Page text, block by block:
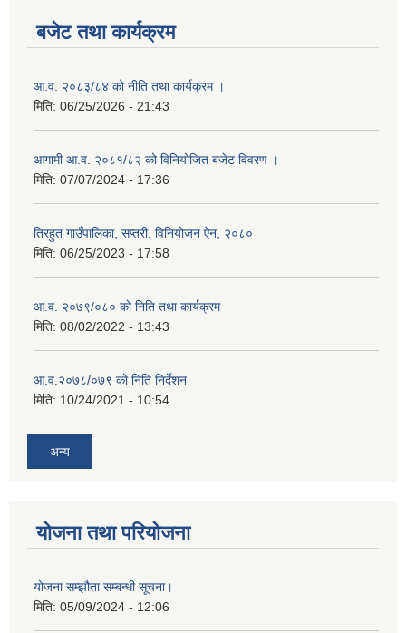
बजेट तथा कार्यक्रम
आ.व. २०८३/८४ को नीति तथा कार्यक्रम ।
मिति: 06/25/2026 - 21:43
आगामी आ.व. २०८१/८२ को विनियोजित बजेट विवरण ।
मिति: 07/07/2024 - 17:36
तिरहुत गाउँपालिका, सप्तरी, विनियोजन ऐन, २०८०
मिति: 06/25/2023 - 17:58
आ.व. २०७९/०८० काे निति तथा कार्यक्रम
मिति: 08/02/2022 - 13:43
आ.व.२०७८/०७९ काे निति निर्देशन
मिति: 10/24/2021 - 10:54
अन्य
योजना तथा परियोजना
योजना सम्झौता सम्बन्धी सूचना।
मिति: 05/09/2024 - 12:06